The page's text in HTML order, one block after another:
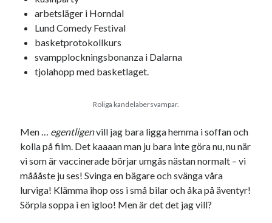
arbetsläger i Horndal
Lund Comedy Festival
basketprotokollkurs
svampplockningsbonanza i Dalarna
tjolahopp med basketlaget.
Roliga kandelabersvampar.
Men … egentligenvill jag bara ligga hemma i soffan och
kolla på film. Det kaaaan man ju bara inte göra nu, nu när
vi som är vaccinerade börjar umgås nästan normalt – vi
måååste ju ses! Svinga en bägare och svänga våra
lurviga! Klämma ihop oss i små bilar och åka på äventyr!
Sörpla soppa i en igloo! Men är det det jag vill?